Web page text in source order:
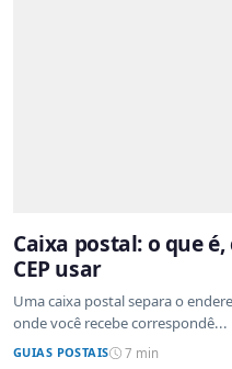
Caixa postal: o que
CEP usar
Uma caixa postal separa o
onde você recebe correspondê...
GUIAS POSTAIS 7 min